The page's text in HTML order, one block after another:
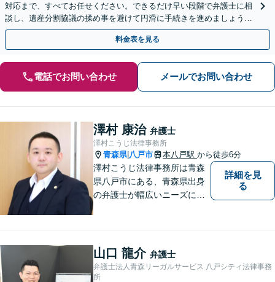
対応まで、すべてお任せください。できるだけ早い段階で弁護士に相
談し、遺産分割協議の揉め事を避けて円滑に手続きを進めましょう
【秘密厳守】【完全個室対応】【休日・夜間相談あり】
料金表を見る
電話でお問い合わせ メールでお問い合わせ
澤村 康治 弁護士
澤村こうじ法律事務所
青森県| 八戸市 本八戸駅 から徒歩6分
澤村こうじ法律事務所は青森
県八戸市にある、青森県出身
の弁護士が幅広いニーズにお
詳細を見
る
山口 龍介 弁護士
弁護士法人青森リーガルサービス 八戸シティ法律事務
所